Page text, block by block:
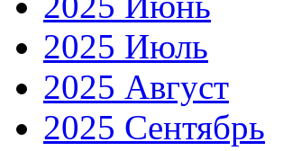
2025 Июль
2025 Август
2025 Сентябрь